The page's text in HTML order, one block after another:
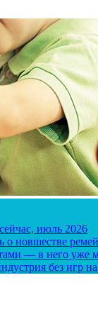
июль 2026
новшестве
— в него уже
без игр